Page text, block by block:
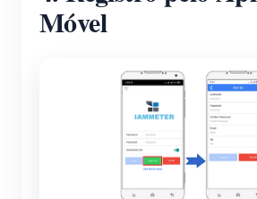
Móvel